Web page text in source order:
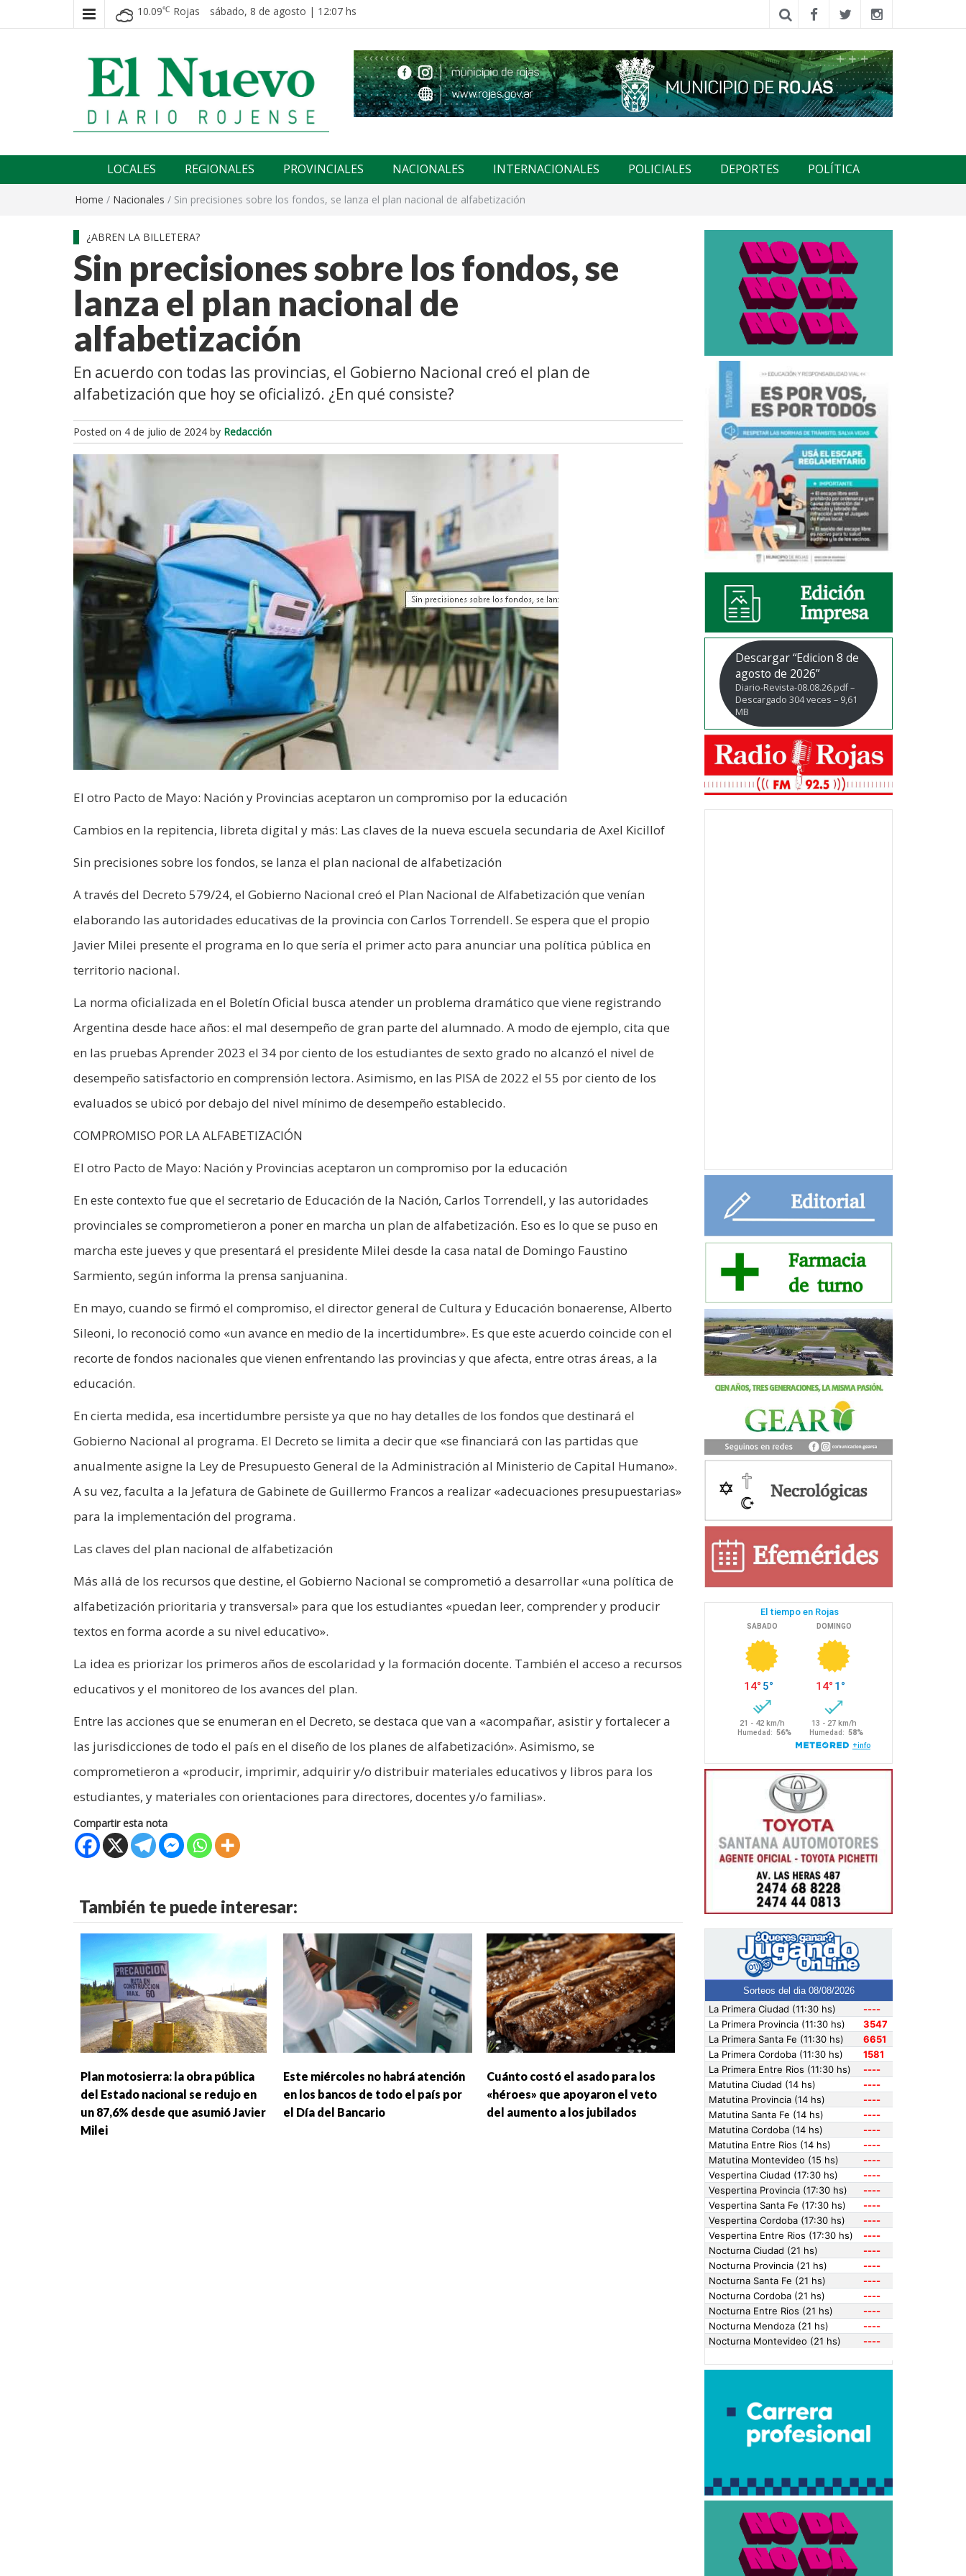
10.09℃ Rojas sábado, 8 de agosto | 12:07 hs
El nuevo rojense
LOCALES REGIONALES PROVINCIALES NACIONALES INTERNACIONALES POLICIALES DEPORTES POLÍTICA
Home / Nacionales / Sin precisiones sobre los fondos, se lanza el plan nacional de alfabetización
¿ABREN LA BILLETERA?
Sin precisiones sobre los fondos, se
lanza el plan nacional de
alfabetización
En acuerdo con todas las provincias, el Gobierno Nacional creó el plan de
alfabetización que hoy se oficializó. ¿En qué consiste?
Posted on 4 de julio de 2024 by Redacción
El otro Pacto de Mayo: Nación y Provincias aceptaron un compromiso por la educación
Cambios en la repitencia, libreta digital y más: Las claves de la nueva escuela secundaria de Axel Kicillof
Sin precisiones sobre los fondos, se lanza el plan nacional de alfabetización
A través del Decreto 579/24, el Gobierno Nacional creó el Plan Nacional de Alfabetización que venían
elaborando las autoridades educativas de la provincia con Carlos Torrendell. Se espera que el propio
Javier Milei presente el programa en lo que sería el primer acto para anunciar una política pública en
territorio nacional.
La norma oficializada en el Boletín Oficial busca atender un problema dramático que viene registrando
Argentina desde hace años: el mal desempeño de gran parte del alumnado. A modo de ejemplo, cita que
en las pruebas Aprender 2023 el 34 por ciento de los estudiantes de sexto grado no alcanzó el nivel de
desempeño satisfactorio en comprensión lectora. Asimismo, en las PISA de 2022 el 55 por ciento de los
evaluados se ubicó por debajo del nivel mínimo de desempeño establecido.
COMPROMISO POR LA ALFABETIZACIÓN
El otro Pacto de Mayo: Nación y Provincias aceptaron un compromiso por la educación
En este contexto fue que el secretario de Educación de la Nación, Carlos Torrendell, y las autoridades
provinciales se comprometieron a poner en marcha un plan de alfabetización. Eso es lo que se puso en
marcha este jueves y que presentará el presidente Milei desde la casa natal de Domingo Faustino
Sarmiento, según informa la prensa sanjuanina.
En mayo, cuando se firmó el compromiso, el director general de Cultura y Educación bonaerense, Alberto
Sileoni, lo reconoció como «un avance en medio de la incertidumbre». Es que este acuerdo coincide con el
recorte de fondos nacionales que vienen enfrentando las provincias y que afecta, entre otras áreas, a la
educación.
En cierta medida, esa incertidumbre persiste ya que no hay detalles de los fondos que destinará el
Gobierno Nacional al programa. El Decreto se limita a decir que «se financiará con las partidas que
anualmente asigne la Ley de Presupuesto General de la Administración al Ministerio de Capital Humano».
A su vez, faculta a la Jefatura de Gabinete de Guillermo Francos a realizar «adecuaciones presupuestarias»
para la implementación del programa.
Las claves del plan nacional de alfabetización
Más allá de los recursos que destine, el Gobierno Nacional se comprometió a desarrollar «una política de
alfabetización prioritaria y transversal» para que los estudiantes «puedan leer, comprender y producir
textos en forma acorde a su nivel educativo».
La idea es priorizar los primeros años de escolaridad y la formación docente. También el acceso a recursos
educativos y el monitoreo de los avances del plan.
Entre las acciones que se enumeran en el Decreto, se destaca que van a «acompañar, asistir y fortalecer a
las jurisdicciones de todo el país en el diseño de los planes de alfabetización». Asimismo, se
comprometieron a «producir, imprimir, adquirir y/o distribuir materiales educativos y libros para los
estudiantes, y materiales con orientaciones para directores, docentes y/o familias».
Compartir esta nota
También te puede interesar:
Plan motosierra: la obra pública
del Estado nacional se redujo en
un 87,6% desde que asumió Javier
Milei
Este miércoles no habrá atención
en los bancos de todo el país por
el Día del Bancario
Cuánto costó el asado para los
«héroes» que apoyaron el veto
del aumento a los jubilados
Descargar “Edicion 8 de
agosto de 2026”
Diario-Revista-08.08.26.pdf –
Descargado 304 veces – 9,61
MB